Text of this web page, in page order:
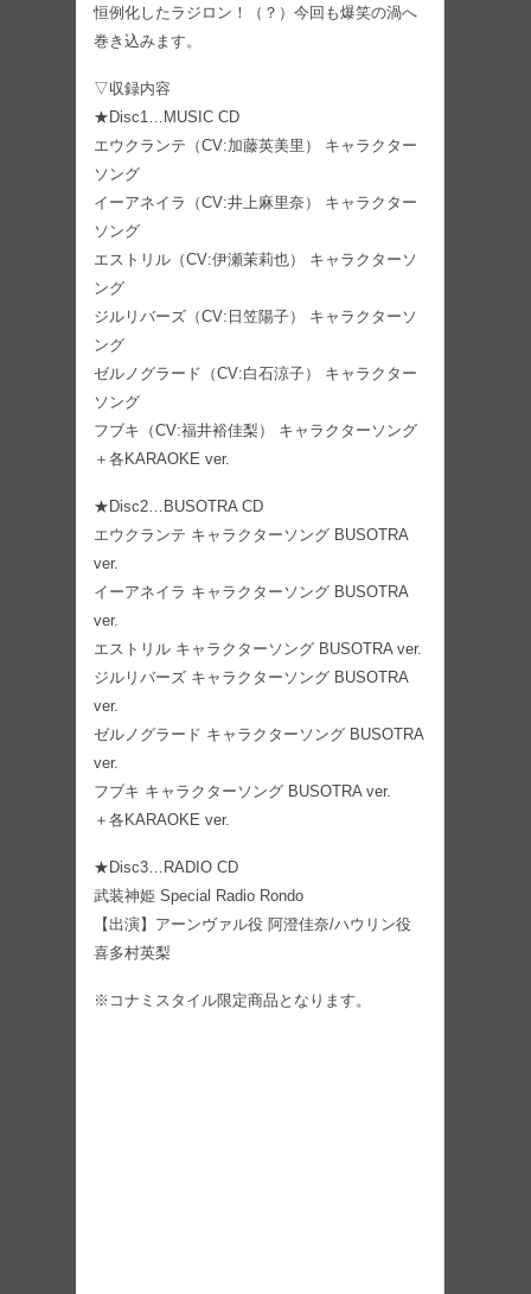
恒例化したラジロン！（？）今回も爆笑の渦へ
巻き込みます。
▽収録内容
★Disc1…MUSIC CD
エウクランテ（CV:加藤英美里） キャラクター
ソング
イーアネイラ（CV:井上麻里奈） キャラクター
ソング
エストリル（CV:伊瀬茉莉也） キャラクターソ
ング
ジルリバーズ（CV:日笠陽子） キャラクターソ
ング
ゼルノグラード（CV:白石涼子） キャラクター
ソング
フブキ（CV:福井裕佳梨） キャラクターソング
＋各KARAOKE ver.
★Disc2…BUSOTRA CD
エウクランテ キャラクターソング BUSOTRA
ver.
イーアネイラ キャラクターソング BUSOTRA
ver.
エストリル キャラクターソング BUSOTRA ver.
ジルリバーズ キャラクターソング BUSOTRA
ver.
ゼルノグラード キャラクターソング BUSOTRA
ver.
フブキ キャラクターソング BUSOTRA ver.
＋各KARAOKE ver.
★Disc3…RADIO CD
武装神姫 Special Radio Rondo
【出演】アーンヴァル役 阿澄佳奈/ハウリン役
喜多村英梨
※コナミスタイル限定商品となります。